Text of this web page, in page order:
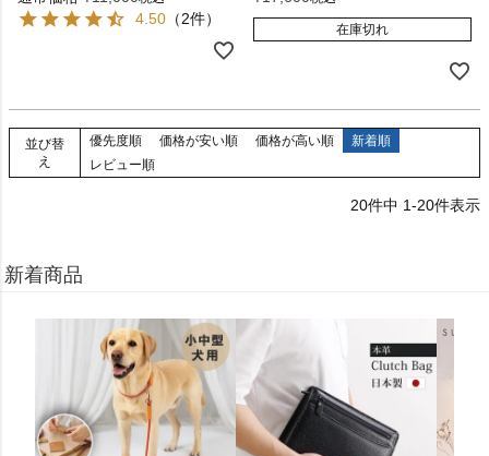
4.50 （2件）
在庫切れ
並び替
え
優先度順 価格が安い順 価格が高い順
新着順
レビュー順
20件中 1-20件表示
新着商品